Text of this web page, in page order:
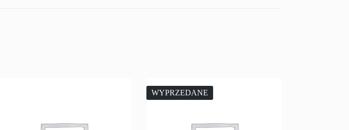
WYPRZEDANE